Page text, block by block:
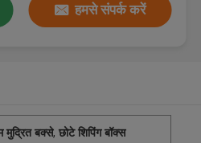
हमसे संपर्क करें
मुद्रित बक्से,छोटे शिपिंग बॉक्स